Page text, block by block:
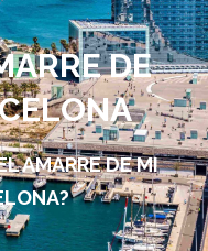
DE
AMARRE DE MI